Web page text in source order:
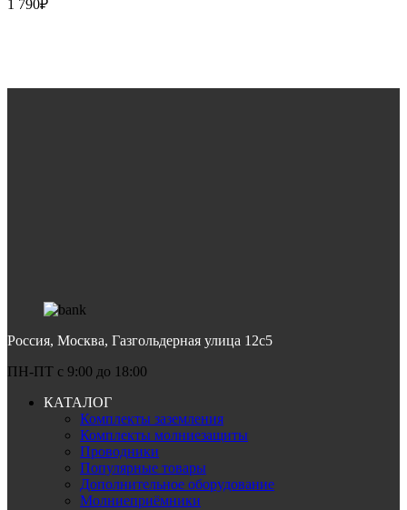
1 790₽
Россия, Москва, Газгольдерная улица 12с5
ПН-ПТ c 9:00 до 18:00
КАТАЛОГ
Комплекты заземления
Комплекты молниезащиты
Проводники
Популярные товары
Дополнительное оборудование
Молниеприёмники